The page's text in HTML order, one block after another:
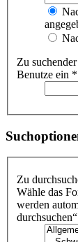
Zu
Benutze ein
Zu
Wähle das
werden